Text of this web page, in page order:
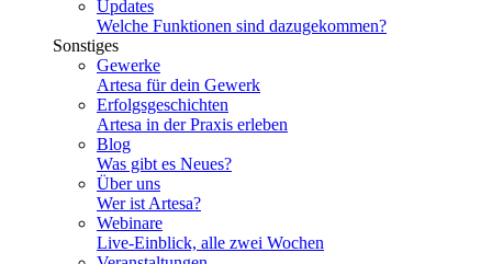
Updates
Welche Funktionen sind dazugekommen?
Sonstiges
Gewerke
Artesa für dein Gewerk
Erfolgsgeschichten
Artesa in der Praxis erleben
Blog
Was gibt es Neues?
Über uns
Wer ist Artesa?
Webinare
Live-Einblick, alle zwei Wochen